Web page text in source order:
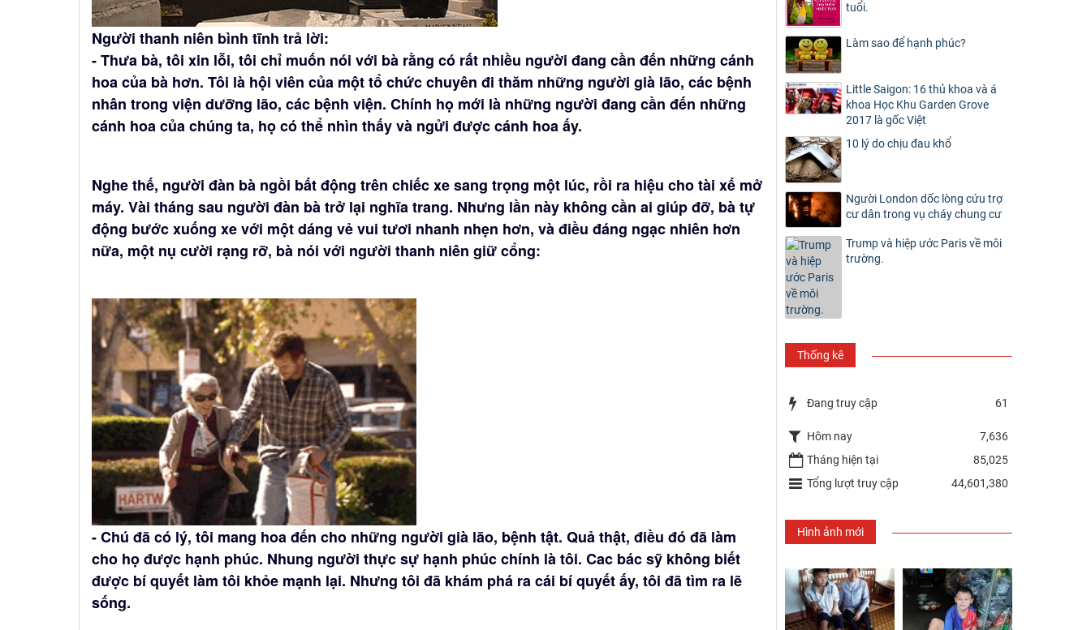
Người thanh niên bình tĩnh trả lời:
- Thưa bà, tôi xin lỗi, tôi chỉ muốn nói với bà rằng có rất nhiều người đang cần đến những cánh
hoa của bà hơn. Tôi là hội viên của một tổ chức chuyên đi thăm những người già lão, các bệnh
nhân trong viện dưỡng lão, các bệnh viện. Chính họ mới là những người đang cần đến những
cánh hoa của chúng ta, họ có thể nhìn thấy và ngửi được cánh hoa ấy.
Nghe thế, người đàn bà ngồi bất động trên chiếc xe sang trọng một lúc, rồi ra hiệu cho tài xế mở
máy. Vài tháng sau người đàn bà trở lại nghĩa trang. Nhưng lần này không cần ai giúp đỡ, bà tự
động bước xuống xe với một dáng vẻ vui tươi nhanh nhẹn hơn, và điều đáng ngạc nhiên hơn
nữa, một nụ cười rạng rỡ, bà nói với người thanh niên giữ cổng:
- Chú đã có lý, tôi mang hoa đến cho những người già lão, bệnh tật. Quả thật, điều đó đã làm
cho họ được hạnh phúc. Nhung người thực sự hạnh phúc chính là tôi. Cac bác sỹ không biết
được bí quyết làm tôi khỏe mạnh lại. Nhưng tôi đã khám phá ra cái bí quyết ấy, tôi đã tìm ra lẽ
sống.
tuổi.
Làm sao để hạnh phúc?
Little Saigon: 16 thủ khoa và á
khoa Học Khu Garden Grove
2017 là gốc Việt
10 lý do chịu đau khổ
Người London dốc lòng cứu trợ
cư dân trong vụ cháy chung cư
Trump và hiệp ước Paris về môi
trường.
Thống kê
Đang truy cập 61
Hôm nay
7,636
Tháng hiện tại
85,025
Tổng lượt truy cập
44,601,380
Hình ảnh mới